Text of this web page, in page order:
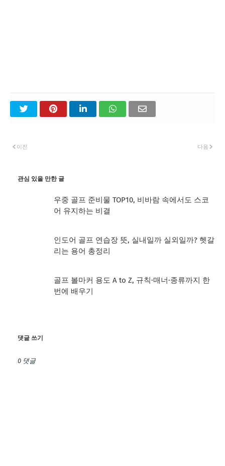
다음
이전
관심 있을 만한 글
우중 골프 준비물 TOP10, 비바람 속에서도 스코
어 유지하는 비결
인도어 골프 연습장 뜻, 실내일까 실외일까? 헷갈
리는 용어 총정리
골프 볼마커 용도 A to Z, 규칙·매너·종류까지 한
번에 배우기
댓글 쓰기
0 댓글